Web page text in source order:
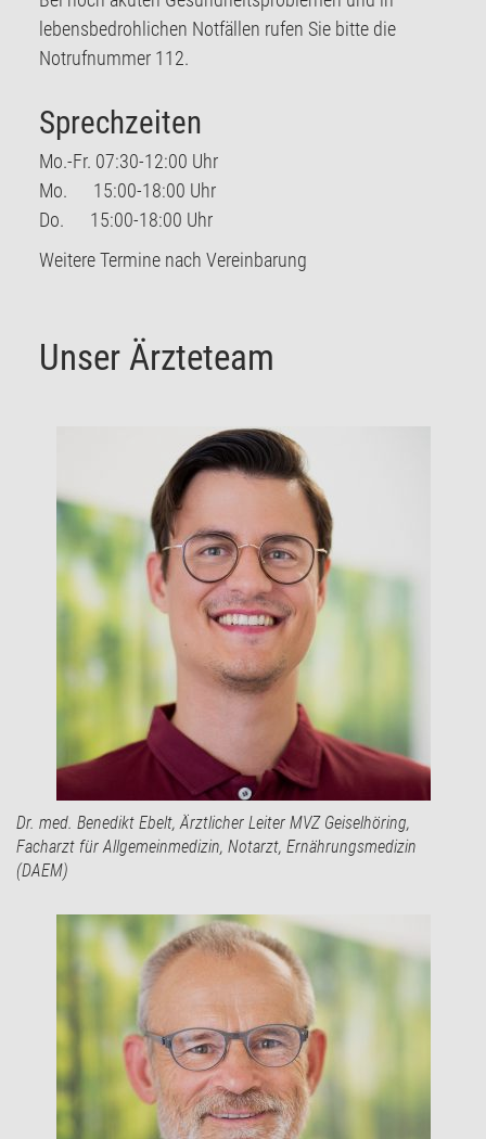
lebensbedrohlichen Notfällen rufen Sie bitte die
Notrufnummer 112.
Sprechzeiten
Mo.-Fr. 07:30-12:00 Uhr
Mo. 15:00-18:00 Uhr
Do. 15:00-18:00 Uhr
Weitere Termine nach Vereinbarung
Unser Ärzteteam
Dr. med. Benedikt Ebelt, Ärztlicher Leiter MVZ Geiselhöring,
Facharzt für Allgemeinmedizin, Notarzt, Ernährungsmedizin
(DAEM)